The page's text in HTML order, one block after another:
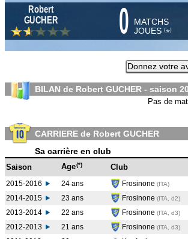
Robert
GUCHER
0 MATCHS
JOUES (*)
Donnez votre
BILAN de Robert GUCHER - saison
Pas de
CARRIERE de Robert GUCHER
Sa carrière en club
Saison Age(*) Club
2015-2016 24 ans Frosinone (ITA)
2014-2015
23 ans Frosinone (ITA, d2)
2013-2014
22 ans Frosinone (ITA, d3)
2012-2013
21 ans Frosinone (ITA, d3)